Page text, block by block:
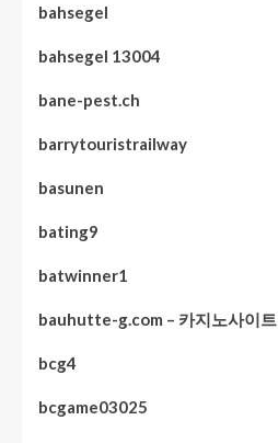
bahsegel
bahsegel 13004
bane-pest.ch
barrytouristrailway
basunen
bating9
batwinner1
bauhutte-g.com – 카지노사이트
bcg4
bcgame03025